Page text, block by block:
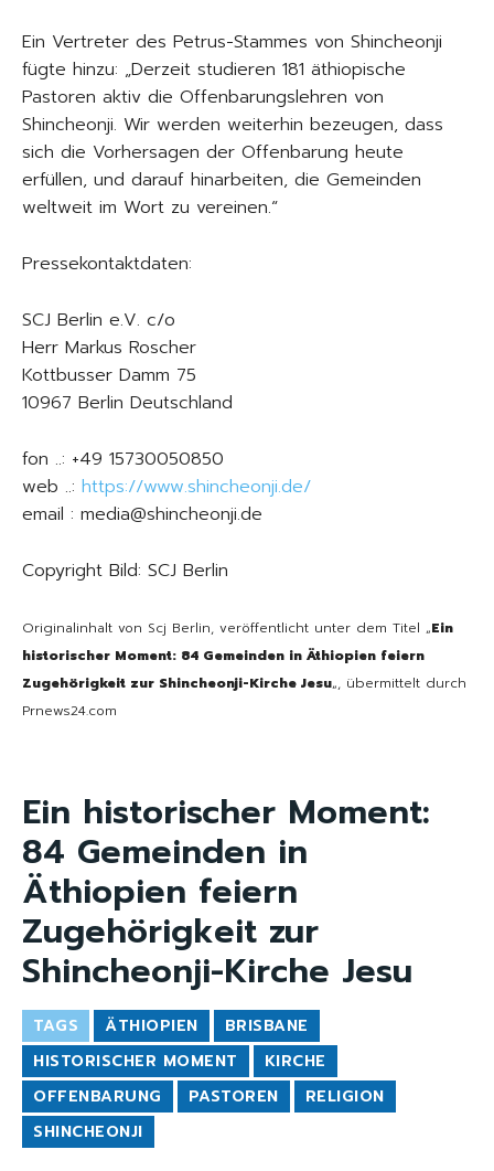
Ein Vertreter des Petrus-Stammes von Shincheonji
fügte hinzu: „Derzeit studieren 181 äthiopische
Pastoren aktiv die Offenbarungslehren von
Shincheonji. Wir werden weiterhin bezeugen, dass
sich die Vorhersagen der Offenbarung heute
erfüllen, und darauf hinarbeiten, die Gemeinden
weltweit im Wort zu vereinen.“
Pressekontaktdaten:
SCJ Berlin e.V. c/o
Herr Markus Roscher
Kottbusser Damm 75
10967 Berlin Deutschland
fon ..: +49 15730050850
web ..: https://www.shincheonji.de/
email : media@shincheonji.de
Copyright Bild: SCJ Berlin
Originalinhalt von Scj Berlin, veröffentlicht unter dem Titel „Ein
historischer Moment: 84 Gemeinden in Äthiopien feiern
Zugehörigkeit zur Shincheonji-Kirche Jesu„, übermittelt durch
Prnews24.com
Ein historischer Moment:
84 Gemeinden in
Äthiopien feiern
Zugehörigkeit zur
Shincheonji-Kirche Jesu
TAGS ÄTHIOPIEN
BRISBANE
HISTORISCHER MOMENT
KIRCHE
OFFENBARUNG
PASTOREN
RELIGION
SHINCHEONJI